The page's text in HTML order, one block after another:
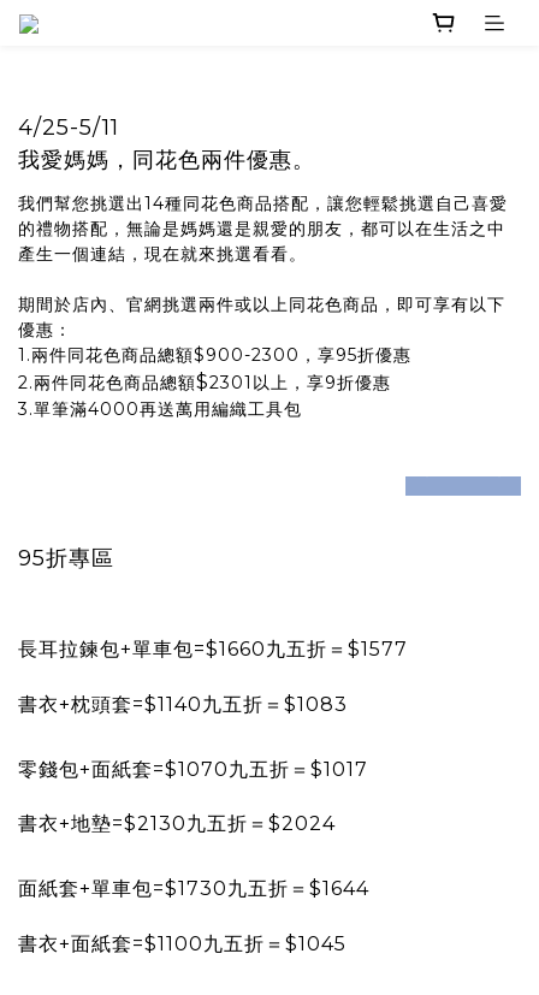
4/25-5/11
我愛媽媽，同花色兩件優惠。
我們幫您挑選出14種同花色商品搭配，讓您輕鬆挑選自己喜愛
的禮物搭配，無論是媽媽還是親愛的朋友，都可以在生活之中
產生一個連結，現在就來挑選看看。
期間於店內、官網挑選兩件或以上同花色商品，即可享有以下
優惠：
1.兩件同花色商品總額$900-2300，享95折優惠
2.兩件同花色商品總額$2301以上，享9折優惠
3.單筆滿4000再送萬用編織工具包
95折專區
長耳拉鍊包+單車包=$1660九五折＝$1577
書衣+枕頭套=$1140九五折＝$1083
零錢包+面紙套=$1070九五折＝$1017
書衣+地墊=$2130九五折＝$2024
面紙套+單車包=$1730九五折＝$1644
書衣+面紙套=$1100九五折＝$1045